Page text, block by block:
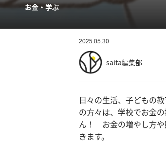
お金・学ぶ
2025.05.30
saita編集部
日々の生活、子どもの
の方々は、学校でお金
ん！ お金の増やし方や
きます。